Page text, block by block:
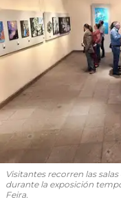
Visitantes recorren las
durante la exposición
Feira.